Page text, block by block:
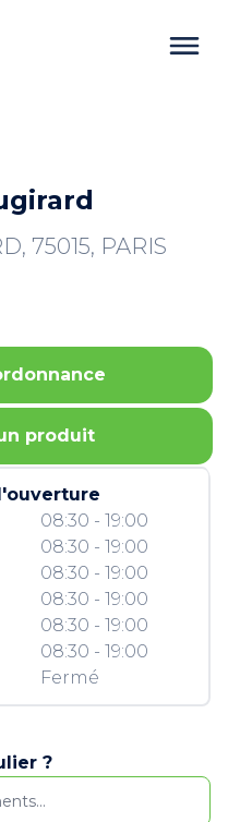
75015, PARIS
produit
08:30 - 19:00
08:30 - 19:00
08:30 - 19:00
08:30 - 19:00
08:30 - 19:00
08:30 - 19:00
Fermé
?